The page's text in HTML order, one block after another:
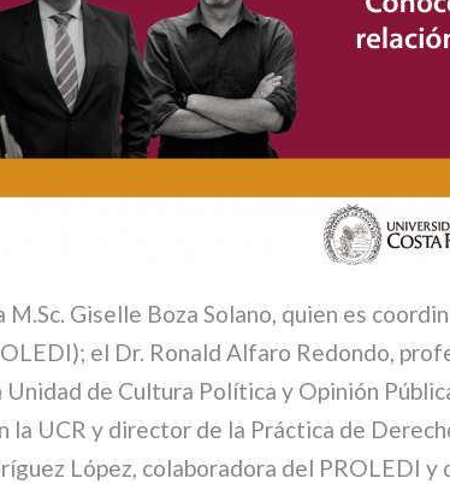
Giselle Boza Solano, quien es
el Dr. Ronald Alfaro Redondo,
de Cultura Política y Opinión
UCR y director de la Práctica de
López, colaboradora del PROLEDI y